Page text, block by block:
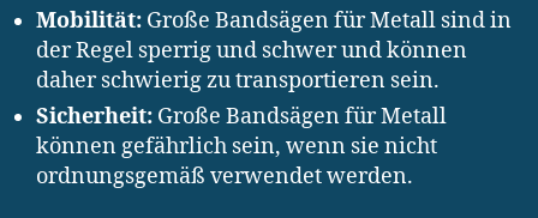
Mobilität: Große Bandsägen für Metall sind in
der Regel sperrig und schwer und können
daher schwierig zu transportieren sein.
Sicherheit: Große Bandsägen für Metall
können gefährlich sein, wenn sie nicht
ordnungsgemäß verwendet werden.